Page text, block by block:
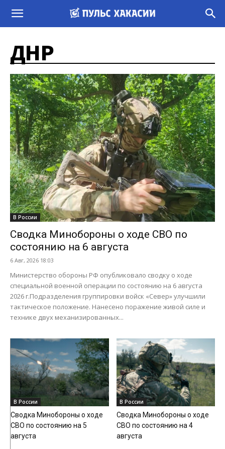
ДНР
В России
Сводка Минобороны о ходе СВО по
состоянию на 6 августа
6 Авг, 2026 18:03
Министерство обороны РФ опубликовало сводку о ходе
специальной военной операции по состоянию на 6 августа
2026 г.Подразделения группировки войск «Север» улучшили
тактическое положение. Нанесено поражение живой силе и
технике двух механизированных...
В России
Сводка Минобороны о ходе
СВО по состоянию на 5
августа
В России
Сводка Минобороны о ходе
СВО по состоянию на 4
августа